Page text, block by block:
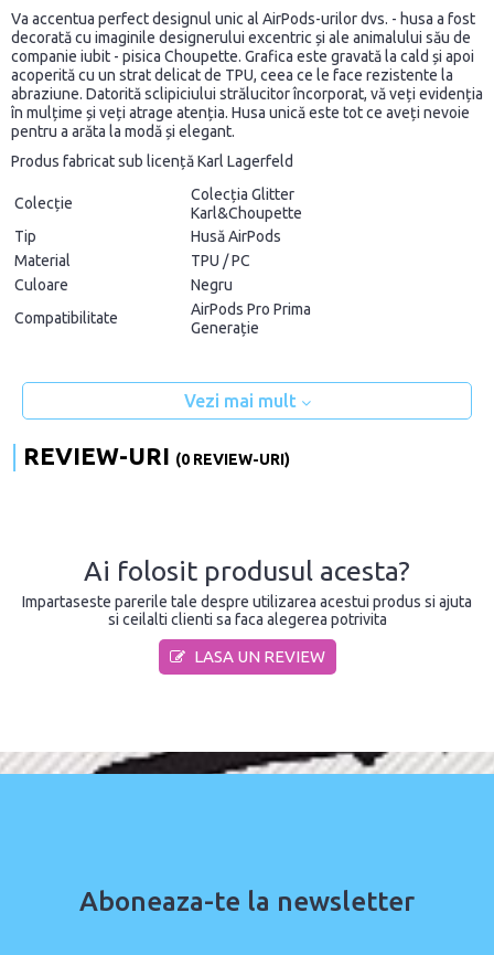
Va accentua perfect designul unic al AirPods-urilor dvs. - husa a fost
decorată cu imaginile designerului excentric și ale animalului său de
companie iubit - pisica Choupette. Grafica este gravată la cald și apoi
acoperită cu un strat delicat de TPU, ceea ce le face rezistente la
abraziune. Datorită sclipiciului strălucitor încorporat, vă veți evidenția
în mulțime și veți atrage atenția. Husa unică este tot ce aveți nevoie
pentru a arăta la modă și elegant.
Produs fabricat sub licență Karl Lagerfeld
Colecție
Colecția Glitter
Karl&Choupette
Tip
Husă AirPods
Material
TPU / PC
Culoare
Negru
Compatibilitate
AirPods Pro Prima
Generație
Vezi mai mult
REVIEW-URI (0 REVIEW-URI)
Ai folosit produsul acesta?
Impartaseste parerile tale despre utilizarea acestui produs si ajuta
si ceilalti clienti sa faca alegerea potrivita
LASA UN REVIEW
Aboneaza-te la newsletter